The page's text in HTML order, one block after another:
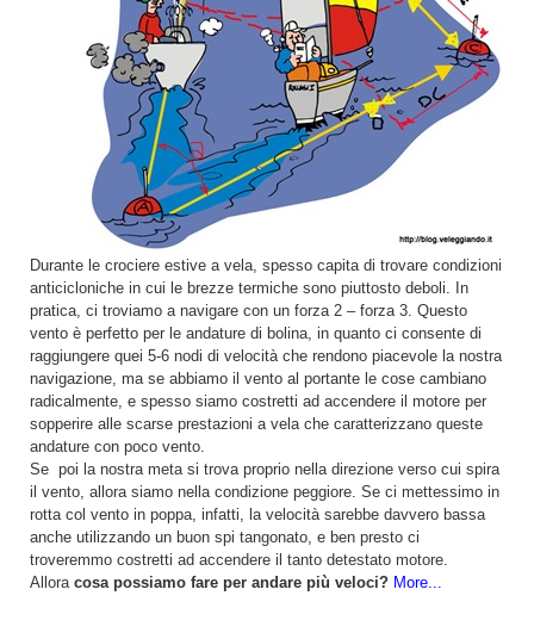
Durante le crociere estive a vela, spesso capita di trovare condizioni
anticicloniche in cui le brezze termiche sono piuttosto deboli. In
pratica, ci troviamo a navigare con un forza 2 – forza 3. Questo
vento è perfetto per le andature di bolina, in quanto ci consente di
raggiungere quei 5-6 nodi di velocità che rendono piacevole la nostra
navigazione, ma se abbiamo il vento al portante le cose cambiano
radicalmente, e spesso siamo costretti ad accendere il motore per
sopperire alle scarse prestazioni a vela che caratterizzano queste
andature con poco vento.
Se poi la nostra meta si trova proprio nella direzione verso cui spira
il vento, allora siamo nella condizione peggiore. Se ci mettessimo in
rotta col vento in poppa, infatti, la velocità sarebbe davvero bassa
anche utilizzando un buon spi tangonato, e ben presto ci
troveremmo costretti ad accendere il tanto detestato motore.
Allora cosa possiamo fare per andare più veloci? More...